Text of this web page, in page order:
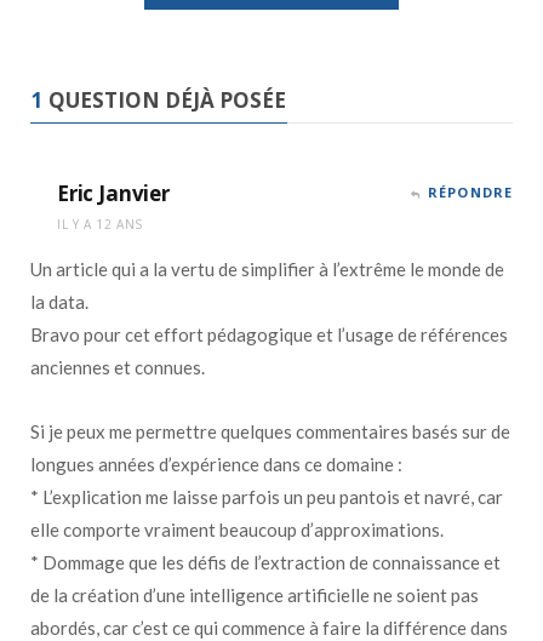
1 QUESTION DÉJÀ POSÉE
Eric Janvier
IL Y A 12 ANS
RÉPONDRE
Un article qui a la vertu de simplifier à l’extrême le monde de
la data.
Bravo pour cet effort pédagogique et l’usage de références
anciennes et connues.
Si je peux me permettre quelques commentaires basés sur de
longues années d’expérience dans ce domaine :
* L’explication me laisse parfois un peu pantois et navré, car
elle comporte vraiment beaucoup d’approximations.
* Dommage que les défis de l’extraction de connaissance et
de la création d’une intelligence artificielle ne soient pas
abordés, car c’est ce qui commence à faire la différence dans